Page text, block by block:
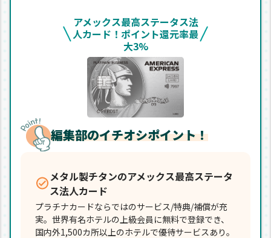
アメックス最高ステータス法
人カード！ポイント還元率最
大3%
編集部のイチオシポイント！
メタル製チタンのアメックス最高ステータ
ス法人カード
プラチナカードならではのサービス/特典/補償が充
実。世界有名ホテルの上級会員に無料で登録でき、
国内外1,500カ所以上のホテルで優待サービスあり。